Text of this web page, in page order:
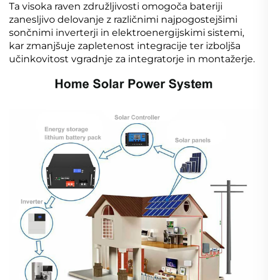
Ta visoka raven združljivosti omogoča bateriji
zanesljivo delovanje z različnimi najpogostejšimi
sončnimi inverterji in elektroenergijskimi sistemi,
kar zmanjšuje zapletenost integracije ter izboljša
učinkovitost vgradnje za integratorje in montažerje.